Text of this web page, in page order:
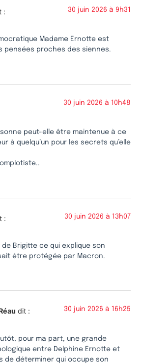
: 30 juin 2026 à 9h31
Madame Ernotte est
pensées proches des siennes.
30 juin 2026 à 10h48
peut-elle être maintenue à ce
à quelqu’un pour les secrets qu’elle
: 30 juin 2026 à 13h07
de Brigitte ce qui explique son
être protégée par Macron.
dit : 30 juin 2026 à 16h25
pour ma part, une grande
entre Delphine Ernotte et
de déterminer qui occupe son